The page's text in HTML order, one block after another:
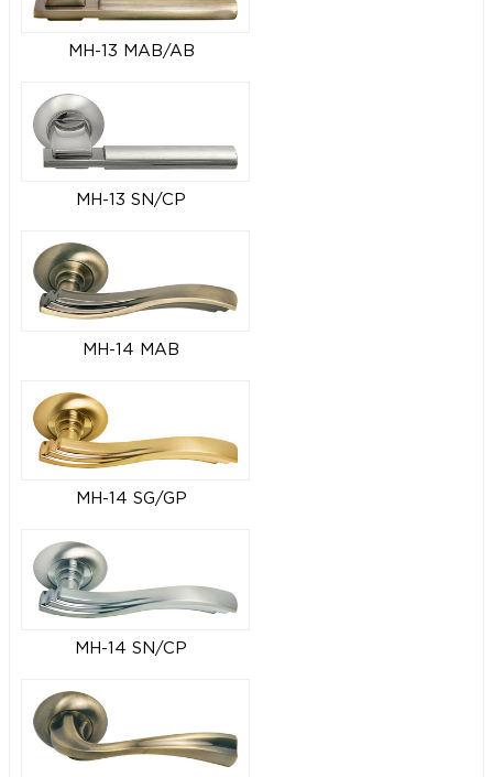
MH-13 MAB/AB
MH-13 SN/CP
MH-14 MAB
MH-14 SG/GP
MH-14 SN/CP